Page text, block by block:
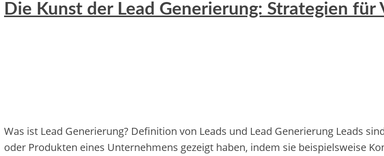
Die Kunst der Lead Generierung: Strategien für
Was ist Lead Generierung? Definition von Leads und Lead Generierung Leads
oder Produkten eines Unternehmens gezeigt haben, indem sie beispielsweise